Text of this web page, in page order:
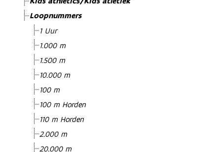
Loopnummers
1 Uur
1.000 m
1.500 m
10.000 m
100 m
100 m Horden
110 m Horden
2.000 m
20.000 m